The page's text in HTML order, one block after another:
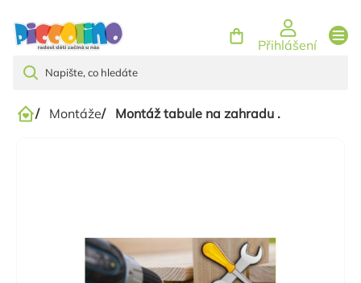
Přihlášení
Domů
/ Montáže/ Montáž tabule na zahradu .